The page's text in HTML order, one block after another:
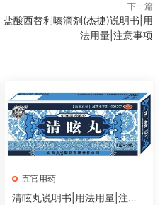
下一篇
盐酸西替利嗪滴剂(杰捷)说明书|用
法用量|注意事项
五官用药
清眩丸说明书|用法用量|注意